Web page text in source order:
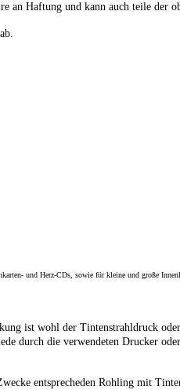
an Haftung und kann auch teile der
und Herz-CDs, sowie für kleine und große
ist wohl der Tintenstrahldruck
durch die verwendeten Drucker
entsprecheden Rohling mit